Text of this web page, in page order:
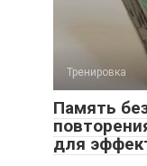
Тренировка
Память
для